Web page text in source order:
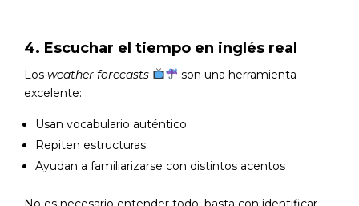
4. Escuchar el tiempo en inglés real
Los weather forecasts
son una herramienta
excelente:
Usan vocabulario auténtico
Repiten estructuras
Ayudan a familiarizarse con distintos acentos